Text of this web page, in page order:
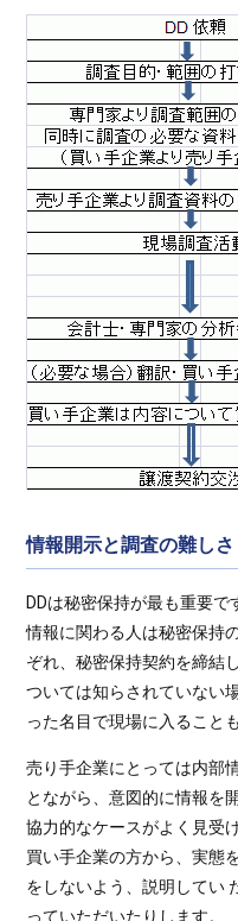
情報開示と調査の難しさ
DDは秘密保持が最も重要
情報に関わる人は秘密保持
ぞれ、秘密保持契約を締結
ついては知らされていない
った名目で現場に入ること
売り手企業にとっては内部
とながら、意図的に情報を
協力的なケースがよく見受
買い手企業の方から、実態
をしないよう、説明してい
っていただいたりします。